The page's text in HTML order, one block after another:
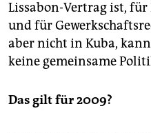
Lissabon-Vertrag ist,
und für
aber nicht in Kuba,
keine gemeinsame
Das gilt für 2009?